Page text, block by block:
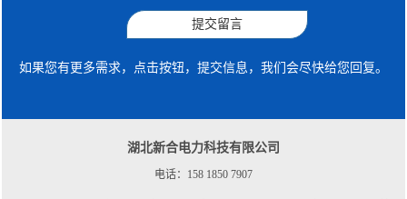
提交留言
如果您有更多需求，点击按钮，提交信息，我们会尽快给您回复。
湖北新合电力科技有限公司
电话：158 1850 7907